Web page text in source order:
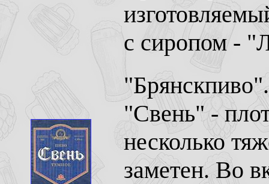
с сиропом -
"Свень" -
несколько
заметен. Во